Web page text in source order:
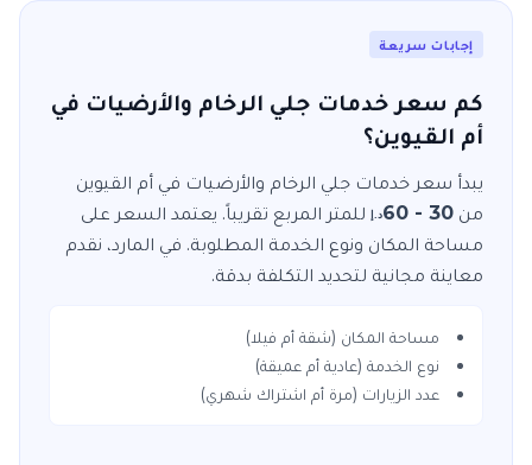
إجابات سريعة
كم سعر خدمات جلي الرخام والأرضيات في
أم القيوين؟
يبدأ سعر خدمات جلي الرخام والأرضيات في أم القيوين
من 30 - 60 د.إ للمتر المربع تقريباً. يعتمد السعر على
مساحة المكان ونوع الخدمة المطلوبة. في المارد، نقدم
معاينة مجانية لتحديد التكلفة بدقة.
مساحة المكان (شقة أم فيلا)
نوع الخدمة (عادية أم عميقة)
عدد الزيارات (مرة أم اشتراك شهري)